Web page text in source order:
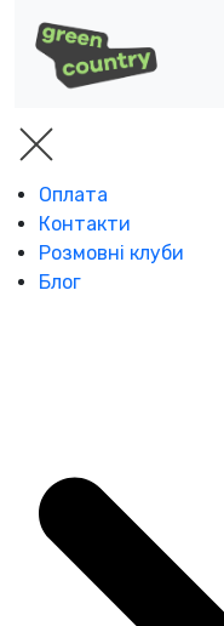
Оплата
Контакти
Розмовні клуби
Блог